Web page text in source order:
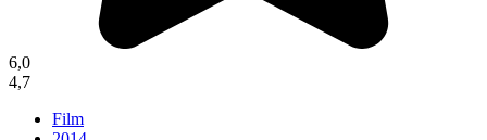
6,0
4,7
Film